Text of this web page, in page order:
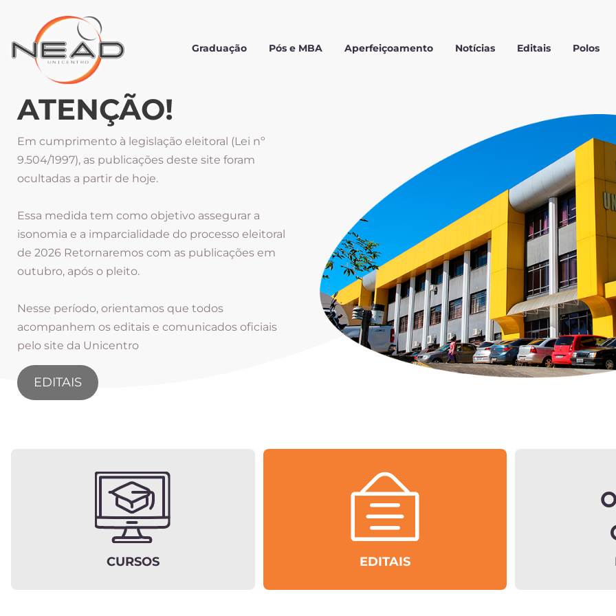
Graduação Pós e MBA Aperfeiçoamento Notícias Editais Polos
ATENÇÃO!
Em cumprimento à legislação eleitoral (Lei nº
9.504/1997), as publicações deste site foram
ocultadas a partir de hoje.
Essa medida tem como objetivo assegurar a
isonomia e a imparcialidade do processo eleitoral
de 2026 Retornaremos com as publicações em
outubro, após o pleito.
Nesse período, orientamos que todos
acompanhem os editais e comunicados oficiais
pelo site da Unicentro
EDITAIS
CURSOS EDITAIS